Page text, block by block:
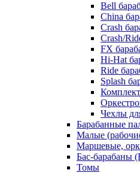
Bell
China
Crash
Crash/
FX
Hi-Hat
Ride
Splash
Чехлы
Барабанные
Малые
Маршевые,
Бас-барабаны
Томы